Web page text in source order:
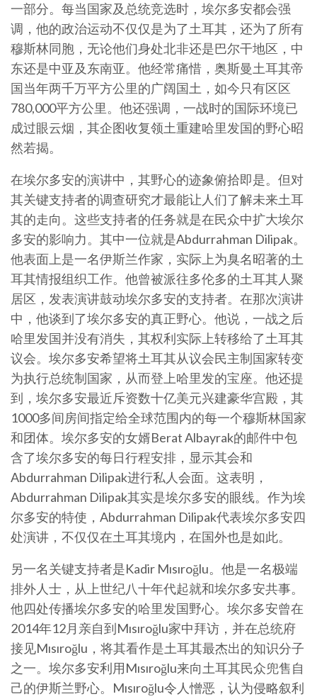
一部分。每当国家及总统竞选时，埃尔多安都会强
调，他的政治运动不仅仅是为了土耳其，还为了所有
穆斯林同胞，无论他们身处北非还是巴尔干地区，中
东还是中亚及东南亚。他经常痛惜，奥斯曼土耳其帝
国当年两千万平方公里的广阔国土，如今只有区区
780,000平方公里。他还强调，一战时的国际环境已
成过眼云烟，其企图收复领土重建哈里发国的野心昭
然若揭。
在埃尔多安的演讲中，其野心的迹象俯拾即是。但对
其关键支持者的调查研究才最能让人们了解未来土耳
其的走向。这些支持者的任务就是在民众中扩大埃尔
多安的影响力。其中一位就是Abdurrahman Dilipak。
他表面上是一名伊斯兰作家，实际上为臭名昭著的土
耳其情报组织工作。他曾被派往多伦多的土耳其人聚
居区，发表演讲鼓动埃尔多安的支持者。在那次演讲
中，他谈到了埃尔多安的真正野心。他说，一战之后
哈里发国并没有消失，其权利实际上转移给了土耳其
议会。埃尔多安希望将土耳其从议会民主制国家转变
为执行总统制国家，从而登上哈里发的宝座。他还提
到，埃尔多安最近斥资数十亿美元兴建豪华宫殿，其
1000多间房间指定给全球范围内的每一个穆斯林国家
和团体。埃尔多安的女婿Berat Albayrak的邮件中包
含了埃尔多安的每日行程安排，显示其会和
Abdurrahman Dilipak进行私人会面。这表明，
Abdurrahman Dilipak其实是埃尔多安的眼线。作为埃
尔多安的特使，Abdurrahman Dilipak代表埃尔多安四
处演讲，不仅仅在土耳其境内，在国外也是如此。
另一名关键支持者是Kadir Mısıroğlu。他是一名极端
排外人士，从上世纪八十年代起就和埃尔多安共事。
他四处传播埃尔多安的哈里发国野心。埃尔多安曾在
2014年12月亲自到Mısıroğlu家中拜访，并在总统府
接见Mısıroğlu，将其看作是土耳其最杰出的知识分子
之一。埃尔多安利用Mısıroğlu来向土耳其民众兜售自
己的伊斯兰野心。Mısıroğlu令人憎恶，认为侵略叙利